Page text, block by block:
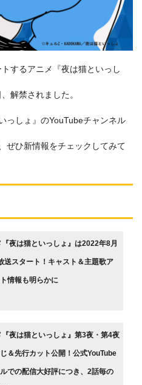
するアニメ『夜は猫といっし
解禁されました。
っしょ』のYouTubeチャンネル
ぜひ新情報をチェックしてみて
夜は猫といっしょ』は2022年8月
送スタート！キャスト＆主題歌ア
情報も明らかに
『夜は猫といっしょ』第3夜・第4夜
＆先行カット公開！公式YouTube
での配信大好評につき、2話毎の